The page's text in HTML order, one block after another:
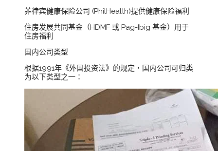
菲律宾健康保险公司 (PhilHealth)提供健康保险福利
住房发展共同基金（HDMF 或 Pag-Ibig 基金）用于
住房福利
国内公司类型
根据1991年《外国投资法》的规定，国内公司可归类
为以下类型之一：